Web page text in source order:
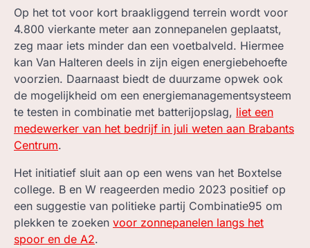
Op het tot voor kort braakliggend terrein wordt voor
4.800 vierkante meter aan zonnepanelen geplaatst,
zeg maar iets minder dan een voetbalveld. Hiermee
kan Van Halteren deels in zijn eigen energiebehoefte
voorzien. Daarnaast biedt de duurzame opwek ook
de mogelijkheid om een energiemanagementsysteem
te testen in combinatie met batterijopslag, liet een
medewerker van het bedrijf in juli weten aan Brabants
Centrum.
Het initiatief sluit aan op een wens van het Boxtelse
college. B en W reageerden medio 2023 positief op
een suggestie van politieke partij Combinatie95 om
plekken te zoeken voor zonnepanelen langs het
spoor en de A2.